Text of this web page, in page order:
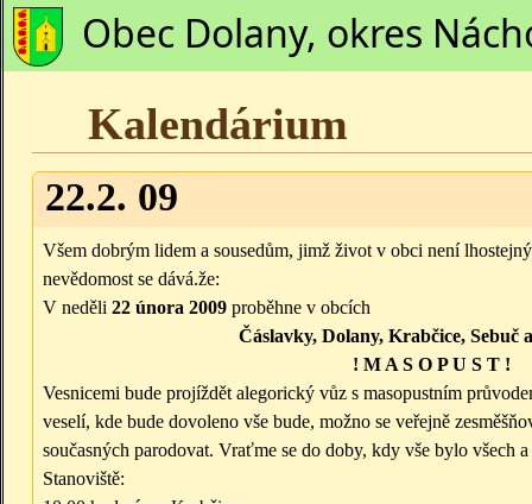
Obec Dolany, okres
Kalendárium
22.2. 09
Všem dobrým lidem a sousedům, jimž život v obci není
nevědomost se dává.že:
V neděli 22 února 2009 proběhne v obcích
Čáslavky, Dolany, Krabčice, Sebuč
! M A S O P U S T !
Vesnicemi bude projíždět alegorický vůz s masopustním
veselí, kde bude dovoleno vše bude, možno se veřejně
současných parodovat. Vraťme se do doby, kdy vše bylo všech
Stanoviště: